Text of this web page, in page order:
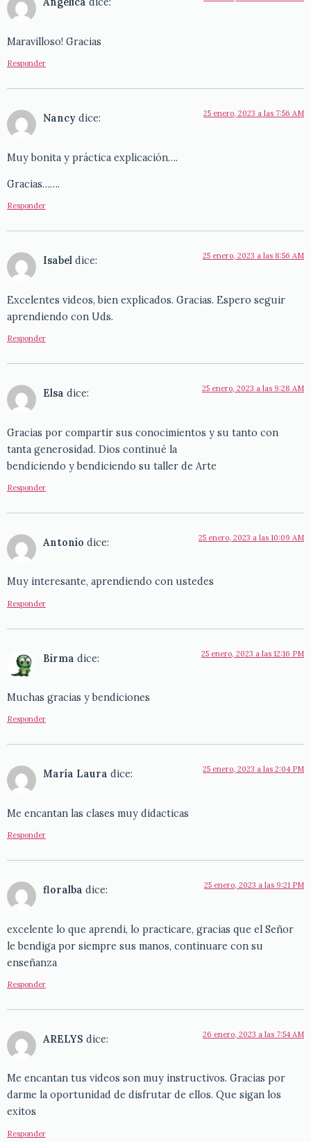
Maravilloso! Gracias
Responder
Nancy dice: 25 enero, 2023 a las 7:56 AM
Muy bonita y práctica explicación….
Gracias…….
Responder
Isabel dice: 25 enero, 2023 a las 8:56 AM
Excelentes videos, bien explicados. Gracias. Espero seguir
aprendiendo con Uds.
Responder
Elsa dice: 25 enero, 2023 a las 9:28 AM
Gracias por compartir sus conocimientos y su tanto con
tanta generosidad. Dios continué la
bendiciendo y bendiciendo su taller de Arte
Responder
Antonio dice: 25 enero, 2023 a las 10:09 AM
Muy interesante, aprendiendo con ustedes
Responder
Birma dice: 25 enero, 2023 a las 12:16 PM
Muchas gracias y bendiciones
Responder
María Laura dice: 25 enero, 2023 a las 2:04 PM
Me encantan las clases muy didacticas
Responder
floralba dice: 25 enero, 2023 a las 9:21 PM
excelente lo que aprendi, lo practicare, gracias que el Señor
le bendiga por siempre sus manos, continuare con su
enseñanza
Responder
ARELYS dice: 26 enero, 2023 a las 7:54 AM
Me encantan tus videos son muy instructivos. Gracias por
darme la oportunidad de disfrutar de ellos. Que sigan los
exitos
Responder